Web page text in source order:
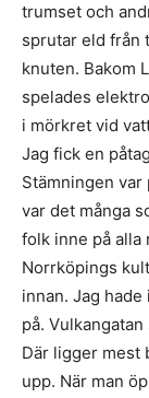
trumset och
sprutar eld från
knuten. Bakom
spelades
i mörkret vid
Jag fick en
Stämningen
var det många
folk inne på alla
Norrköpings
innan. Jag
på.
Där ligger mest
upp. När man